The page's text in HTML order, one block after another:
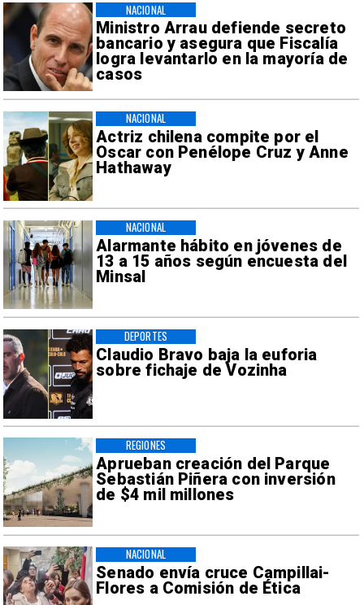
Ministro Arrau defiende secreto
bancario y asegura que Fiscalía
logra levantarlo en la mayoría de
casos
NACIONAL
Actriz chilena compite por el
Oscar con Penélope Cruz y Anne
Hathaway
NACIONAL
Alarmante hábito en jóvenes de
13 a 15 años según encuesta del
Minsal
NACIONAL
Claudio Bravo baja la euforia
sobre fichaje de Vozinha
DEPORTES
Aprueban creación del Parque
Sebastián Piñera con inversión
de $4 mil millones
REGIONES
Senado envía cruce Campillai-
Flores a Comisión de Ética
NACIONAL